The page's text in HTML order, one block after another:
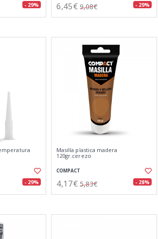
- 29% 6,45€ 9,08€ - 29%
- 29%
Masilla plastica madera
120gr.cerezo
COMPACT
4,17€ 5,83€ - 28%